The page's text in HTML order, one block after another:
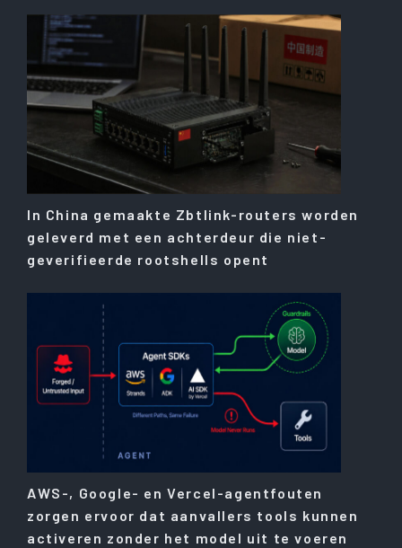
In China gemaakte Zbtlink-routers worden
geleverd met een achterdeur die niet-
geverifieerde rootshells opent
AWS-, Google- en Vercel-agentfouten
zorgen ervoor dat aanvallers tools kunnen
activeren zonder het model uit te voeren